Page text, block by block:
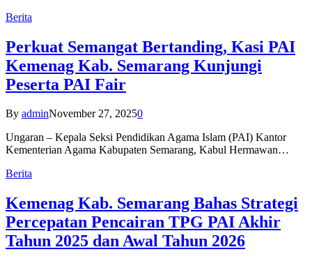
Berita
Perkuat Semangat Bertanding, Kasi PAI
Kemenag Kab. Semarang Kunjungi
Peserta PAI Fair
By adminNovember 27, 20250
Ungaran – Kepala Seksi Pendidikan Agama Islam (PAI) Kantor
Kementerian Agama Kabupaten Semarang, Kabul Hermawan…
Berita
Kemenag Kab. Semarang Bahas Strategi
Percepatan Pencairan TPG PAI Akhir
Tahun 2025 dan Awal Tahun 2026